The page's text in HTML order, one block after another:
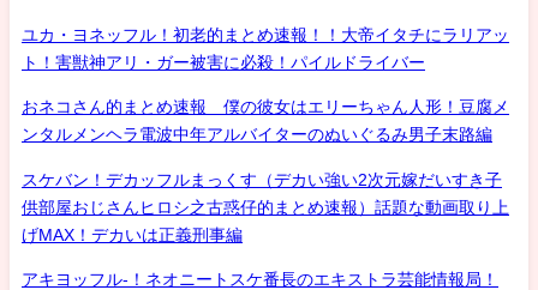
ユカ・ヨネッフル！初老的まとめ速報！！大帝イタチにラリアッ
ト！害獣神アリ・ガー被害に必殺！パイルドライバー
おネコさん的まとめ速報 僕の彼女はエリーちゃん人形！豆腐メ
ンタルメンヘラ電波中年アルバイターのぬいぐるみ男子末路編
スケバン！デカッフルまっくす（デカい強い2次元嫁だいすき子
供部屋おじさんヒロシ之古惑仔的まとめ速報）話題な動画取り上
げMAX！デカいは正義刑事編
アキヨッフル-！ネオニートスケ番長のエキストラ芸能情報局！